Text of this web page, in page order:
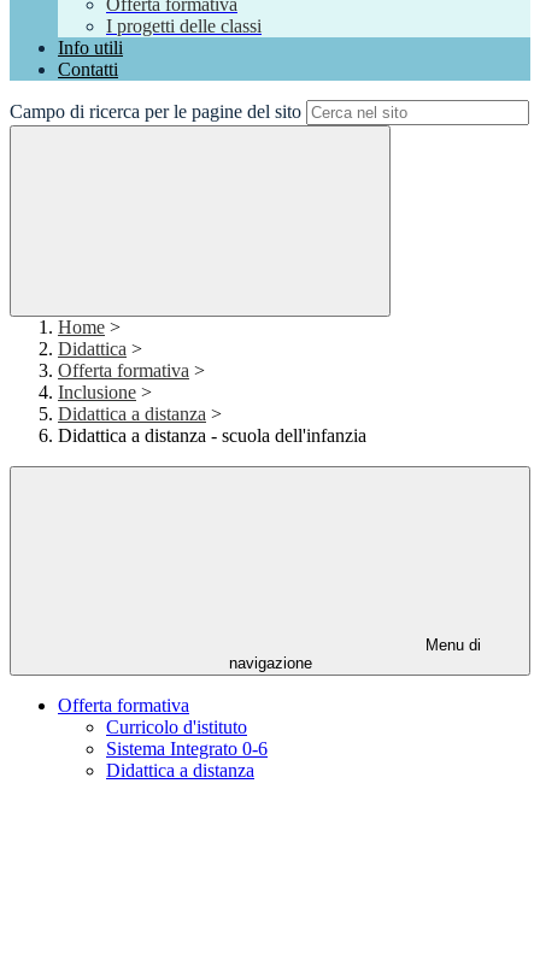
Offerta formativa
I progetti delle classi
Info utili
Contatti
Campo di ricerca per le pagine del sito
Home >
Didattica >
Offerta formativa >
Inclusione >
Didattica a distanza >
Didattica a distanza - scuola dell'infanzia
Menu di
navigazione
Offerta formativa
Curricolo d'istituto
Sistema Integrato 0-6
Didattica a distanza